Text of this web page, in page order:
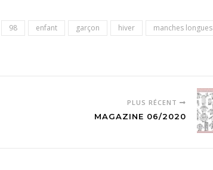
98 enfant garçon hiver
manches longues
PLUS RÉCENT
MAGAZINE 06/2020